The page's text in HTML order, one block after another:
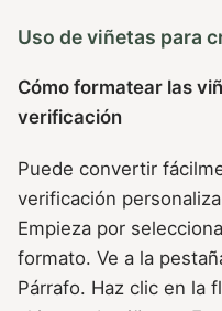
Uso de viñetas para
Cómo formatear las
verificación
Puede convertir
verificación
Empieza por
formato. Ve a la
Párrafo. Haz clic en la